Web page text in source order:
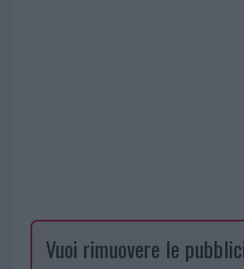
Vuoi rimuovere le